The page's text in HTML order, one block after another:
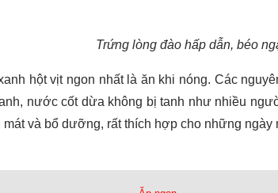
Trứng lòng đào hấp dẫn, béo
hột vịt ngon nhất là ăn khi nóng. Các
nước cốt dừa không bị tanh như nhiều
mát và bổ dưỡng, rất thích hợp cho những ngày